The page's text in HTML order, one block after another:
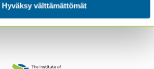
Hyväksy välttämättömät